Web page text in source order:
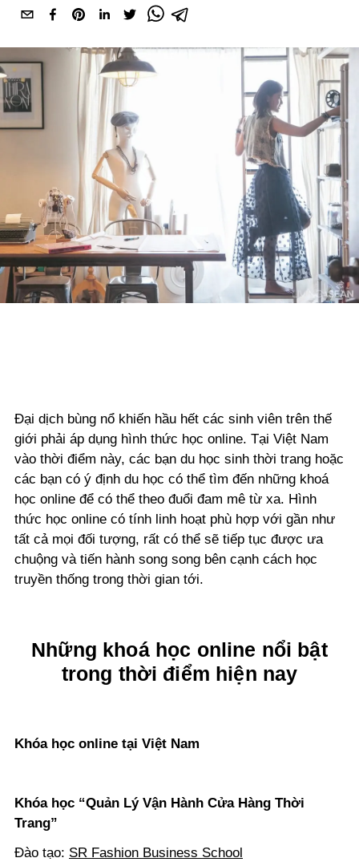
Đại dịch bùng nổ khiến hầu hết các sinh viên trên thế
giới phải áp dụng hình thức học online. Tại Việt Nam
vào thời điểm này, các bạn du học sinh thời trang hoặc
các bạn có ý định du học có thể tìm đến những khoá
học online để có thể theo đuổi đam mê từ xa. Hình
thức học online có tính linh hoạt phù hợp với gần như
tất cả mọi đối tượng, rất có thể sẽ tiếp tục được ưa
chuộng và tiến hành song song bên cạnh cách học
truyền thống trong thời gian tới.
Những khoá học online nổi bật
trong thời điểm hiện nay
Khóa học online tại Việt Nam
Khóa học “Quản Lý Vận Hành Cửa Hàng Thời
Trang”
Đào tạo: SR Fashion Business School